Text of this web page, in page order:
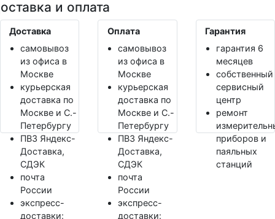
и оплата
Доставка
самовывоз
из офиса в
Москве
курьерская
доставка по
Москве и С.-
Петербургу
ПВЗ Яндекс-
Доставка,
СДЭК
почта
России
экспресс-
доставки:
Оплата
самовывоз
из офиса в
Москве
курьерская
доставка по
Москве и С.-
Петербургу
ПВЗ Яндекс-
Доставка,
СДЭК
почта
России
экспресс-
доставки:
Гарантия
гарантия 6
месяцев
собственный
сервисный
центр
ремонт
приборов и
паяльных
станций